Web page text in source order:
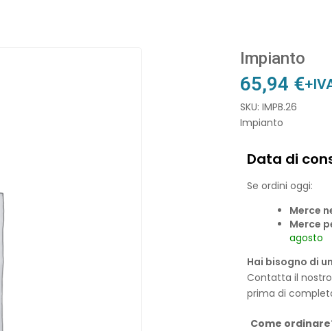
Impianto
65,94 €
SKU: IMPB.26
Impianto
Data di
Se ordini oggi:
Merce
Merce
agosto
Hai bisogno di
Contatta il
prima di
Come